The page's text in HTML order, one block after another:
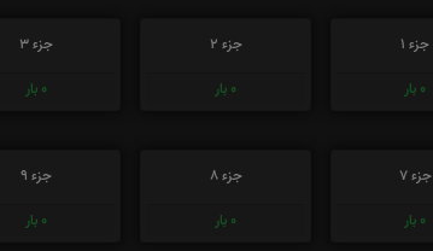
جزء 1
0 بار
جزء 2
0 بار
جزء 3
0 بار
جزء 7
0 بار
جزء 8
0 بار
جزء 9
0 بار